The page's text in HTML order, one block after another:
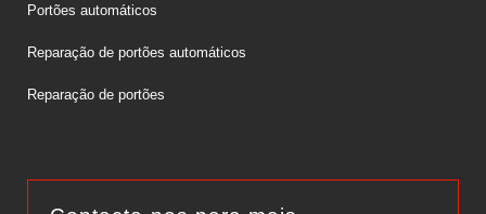
Portões automáticos
Reparação de portões automáticos
Reparação de portões